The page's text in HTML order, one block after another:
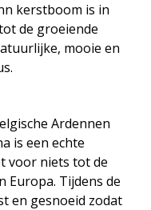
kerstboom is in
de groeiende
mooie en
Ardennen
is een echte
voor niets tot de
Europa. Tijdens de
en gesnoeid zodat